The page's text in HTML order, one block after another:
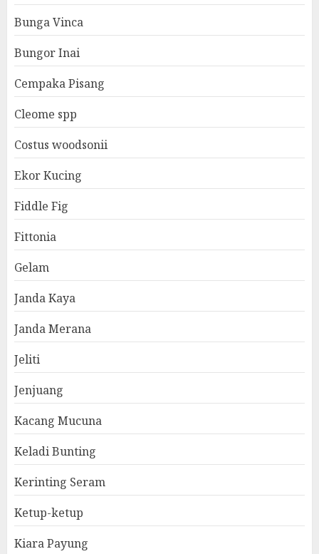
Bunga Vinca
Bungor Inai
Cempaka Pisang
Cleome spp
Costus woodsonii
Ekor Kucing
Fiddle Fig
Fittonia
Gelam
Janda Kaya
Janda Merana
Jeliti
Jenjuang
Kacang Mucuna
Keladi Bunting
Kerinting Seram
Ketup-ketup
Kiara Payung